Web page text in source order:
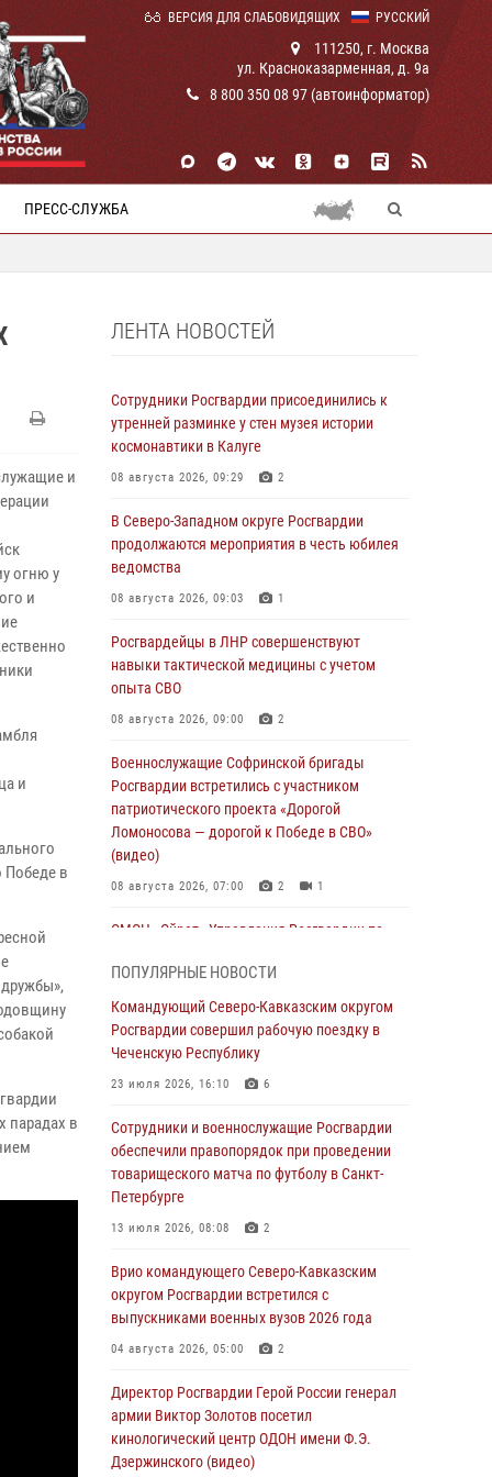
РУССКИЙ
ВЕРСИЯ ДЛЯ СЛАБОВИДЯЩИХ
111250, г. Москва
ул. Красноказарменная, д. 9а
8 800 350 08 97 (автоинформатор)
ПРЕСС-СЛУЖБА
и
огню у
и
и
Победе в
парадах в
ЛЕНТА НОВОСТЕЙ
Сотрудники Росгвардии присоединились к
утренней разминке у стен музея истории
космонавтики в Калуге
08 августа 2026, 09:29 2
В Северо-Западном округе Росгвардии
продолжаются мероприятия в честь юбилея
ведомства
08 августа 2026, 09:03 1
Росгвардейцы в ЛНР совершенствуют
навыки тактической медицины с учетом
опыта СВО
08 августа 2026, 09:00 2
Военнослужащие Софринской бригады
Росгвардии встретились с участником
патриотического проекта «Дорогой
Ломоносова — дорогой к Победе в СВО»
(видео)
08 августа 2026, 07:00 2 1
ОМОН «Ойрат» Управления Росгвардии по
Росгвардейцы обеспечили безопасность
«Поезда Победы» в Кузбассе
08 августа 2026, 07:00
В Кабардино-Балкарии сотрудники
Росгвардии провели турнир по настольному
теннису ко Дню физкультурника
08 августа 2026, 07:00
медикам и девушке с ограниченными
возможностями здоровья (видео)
08 августа 2026, 06:32 1
память товарища на тактическом турнире
(видео)
08 августа 2026, 06:15 9 1
ПОПУЛЯРНЫЕ НОВОСТИ
Командующий Северо-Кавказским округом
Росгвардии совершил рабочую поездку в
Чеченскую Республику
23 июля 2026, 16:10 6
Сотрудники и военнослужащие Росгвардии
обеспечили правопорядок при проведении
товарищеского матча по футболу в Санкт-
Петербурге
13 июля 2026, 08:08 2
Врио командующего Северо-Кавказским
округом Росгвардии встретился с
выпускниками военных вузов 2026 года
04 августа 2026, 05:00 2
Директор Росгвардии Герой России генерал
армии Виктор Золотов посетил
кинологический центр ОДОН имени Ф.Э.
Дзержинского (видео)